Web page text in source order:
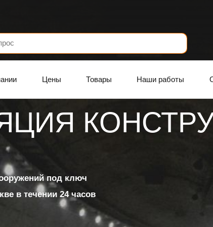
Цены Товары Наши работы
под ключ
в течении 24 часов
И